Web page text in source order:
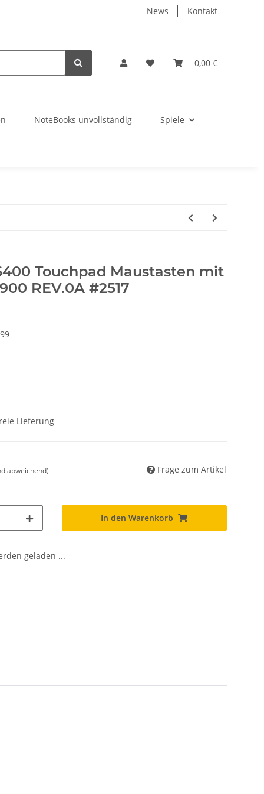
News Kontakt
0,00 €
NoteBooks unvollständig Spiele
Touchpad Maustasten mit
REV.0A #2517
Lieferung
abweichend) Frage zum Artikel
In den Warenkorb
geladen ...